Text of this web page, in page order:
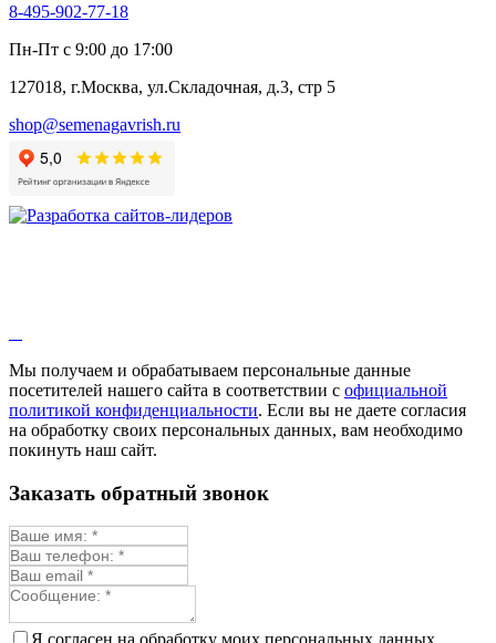
Алтей
Бессмертник
Валериана
Валерианелла
Гибискус лекарственный
Девясил
Душица
Змееголовник
Мыльнянка
Мята
Овсяный корень
Огуречная трава
Пустырник
Репешок
Синюха
Смесь лекарственных
Стевия
8-495-902-77-18
Пн-Пт с 9:00 до 17:00
127018, г.Москва, ул.Складочная, д.3, стр 5
shop@semenagavrish.ru
Мы получаем и обрабатываем персональные данные
посетителей нашего сайта в соответствии с официальной
политикой конфиденциальности. Если вы не даете согласия
на обработку своих персональных данных, вам необходимо
покинуть наш сайт.
Заказать обратный звонок